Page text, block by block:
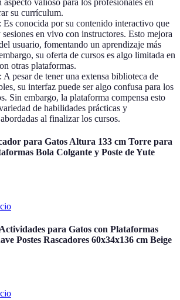
valioso para los profesionales en
su currículum.
: Es conocida por su contenido interactivo que
en vivo con instructores. Esto mejora
usuario, fomentando un aprendizaje más
su oferta de cursos es algo limitada en
otras plataformas.
: A pesar de tener una extensa biblioteca de
su interfaz puede ser algo confusa para los
Sin embargo, la plataforma compensa esto
de habilidades prácticas y
al finalizar los cursos.
para Gatos Altura 133 cm Torre para
Bola Colgante y Poste de Yute
para Gatos con Plataformas
Postes Rascadores 60x34x136 cm Beige